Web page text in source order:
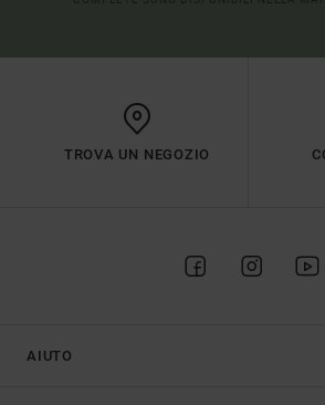
TROVA UN NEGOZIO
AIUTO